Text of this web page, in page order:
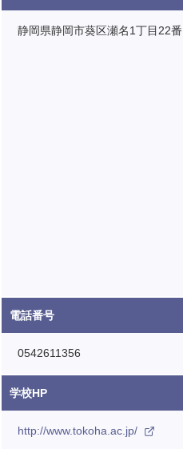
静岡県静岡市葵区瀬名1丁目22
電話番号
0542611356
学校HP
http://www.tokoha.ac.jp/